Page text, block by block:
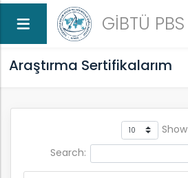
GİBTÜ PBS
Araştırma Sertifikalarım
Show
Search: